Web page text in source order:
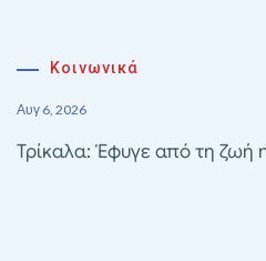
Κοινωνικά
Αυγ 6, 2026
Τρίκαλα: Έφυγε από τη ζωή